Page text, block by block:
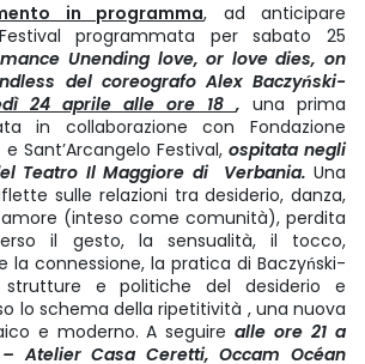
in programma, ad anticipare
programmata per sabato 25
Unending love, or love dies, on
del coreografo Alex Baczyński-
24 aprile alle ore 18, una prima
in collaborazione con Fondazione
Sant’Arcangelo Festival, ospitata negli
Teatro Il Maggiore di Verbania. Una
sulle relazioni tra desiderio, danza,
(inteso come comunità), perdita
il gesto, la sensualità, il tocco,
la connessione, la pratica di Baczyński-
strutture e politiche del desiderio e
lo schema della ripetitività , una nuova
e moderno. A seguirealle ore 21 a
Atelier Casa Ceretti, Occam Océan